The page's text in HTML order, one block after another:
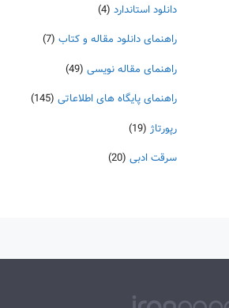
دانلود استاندارد (4)
راهنمای دانلود مقاله و کتاب (7)
راهنمای مقاله نویسی (49)
راهنمای پایگاه های اطلاعاتی (145)
رپورتاژ (19)
سرقت ادبی (20)